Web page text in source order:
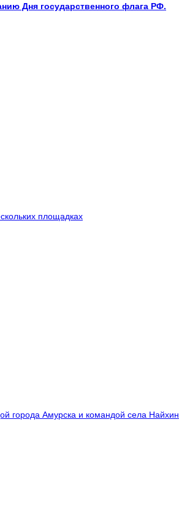
Дня государственного флага РФ.
площадках
города Амурска и командой села Найхин